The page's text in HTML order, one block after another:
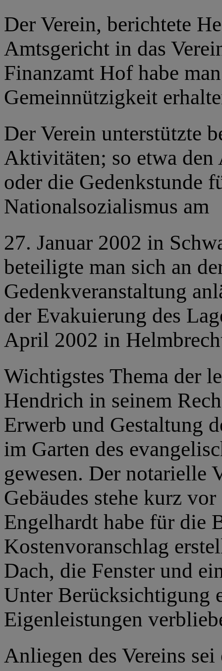
Der Verein, berichtete
Amtsgericht in das
Finanzamt Hof habe
Gemeinnützigkeit
Der Verein unterstützte
Aktivitäten; so etwa
oder die Gedenkstunde
Nationalsozialismus am
27. Januar 2002 in
beteiligte man sich an
Gedenkveranstaltung
der Evakuierung des
April 2002 in
Wichtigstes Thema der
Hendrich in seinem
Erwerb und Gestaltung
im Garten des
gewesen. Der notarielle
Gebäudes stehe kurz
Engelhardt habe für die
Kostenvoranschlag
Dach, die Fenster und
Unter Berücksichtigung
Eigenleistungen
Anliegen des Vereins sei